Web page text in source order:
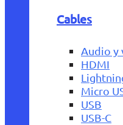
Cables
Audio y
HDMI
Micro
USB
USB-C